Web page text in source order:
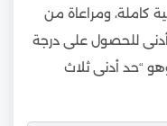
كاملة، ومراعاة من
للحصول على درجة
“حد أدنى ثلاث